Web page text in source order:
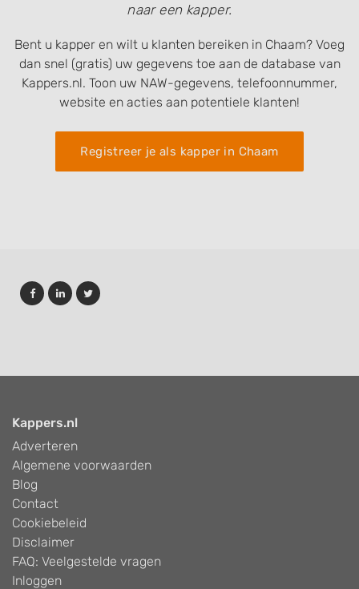
naar een kapper.
Bent u kapper en wilt u klanten bereiken in Chaam? Voeg
dan snel (gratis) uw gegevens toe aan de database van
Kappers.nl. Toon uw NAW-gegevens, telefoonnummer,
website en acties aan potentiele klanten!
Registreer je als kapper in Chaam
Kappers.nl
Adverteren
Algemene voorwaarden
Blog
Contact
Cookiebeleid
Disclaimer
FAQ: Veelgestelde vragen
Inloggen